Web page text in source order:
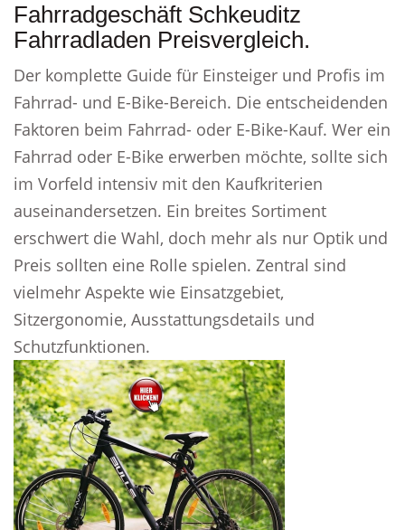
Fahrradgeschäft Schkeuditz
Fahrradladen Preisvergleich.
Der komplette Guide für Einsteiger und Profis im
Fahrrad- und E-Bike-Bereich. Die entscheidenden
Faktoren beim Fahrrad- oder E-Bike-Kauf. Wer ein
Fahrrad oder E-Bike erwerben möchte, sollte sich
im Vorfeld intensiv mit den Kaufkriterien
auseinandersetzen. Ein breites Sortiment
erschwert die Wahl, doch mehr als nur Optik und
Preis sollten eine Rolle spielen. Zentral sind
vielmehr Aspekte wie Einsatzgebiet,
Sitzergonomie, Ausstattungsdetails und
Schutzfunktionen.